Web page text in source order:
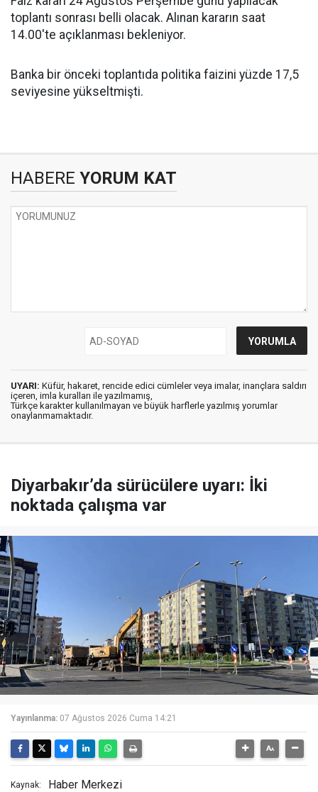
toplantı sonrası belli olacak. Alınan kararın saat
14.00'te açıklanması bekleniyor.
Banka bir önceki toplantıda politika faizini yüzde 17,5
seviyesine yükseltmişti.
HABERE YORUM KAT
UYARI: Küfür, hakaret, rencide edici cümleler veya imalar, inançlara saldırı
içeren, imla kuralları ile yazılmamış,
Türkçe karakter kullanılmayan ve büyük harflerle yazılmış yorumlar
onaylanmamaktadır.
Diyarbakır’da sürücülere uyarı: İki
noktada çalışma var
Yayınlanma: 07 Ağustos 2026 Cuma 14:21
Kaynak: Haber Merkezi